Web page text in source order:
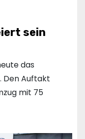
sein
das
Den Auftakt
mit 75